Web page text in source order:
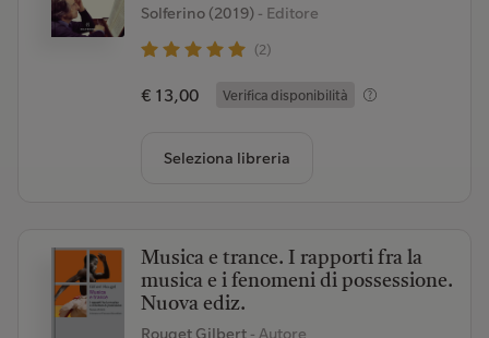
Solferino (2019)- Editore
(2)
€ 13,00 Verifica disponibilità
Seleziona libreria
Musica e trance. I rapporti fra la
musica e i fenomeni di possessione.
Nuova ediz.
Rouget Gilbert - Autore